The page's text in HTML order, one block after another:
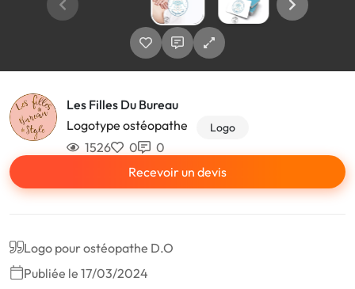
Les Filles Du Bureau
Logotype ostéopathe
Logo
1526 0
0
Recevoir un devis
Logo pour ostéopathe D.O
Publiée le 17/03/2024